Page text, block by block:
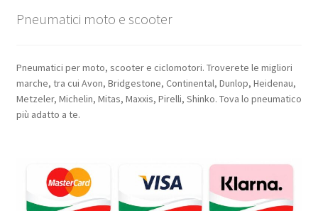
Pneumatici moto e scooter
Pneumatici per moto, scooter e ciclomotori. Troverete le migliori
marche, tra cui Avon, Bridgestone, Continental, Dunlop, Heidenau,
Metzeler, Michelin, Mitas, Maxxis, Pirelli, Shinko. Tova lo pneumatico
più adatto a te.